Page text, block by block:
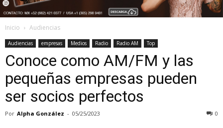
Inicio Audiencias
Audiencias empresas Medios Radio Radio AM Top
Conoce como AM/FM y las
pequeñas empresas pueden
ser socios perfectos
Por Alpha González - 05/25/2023 0